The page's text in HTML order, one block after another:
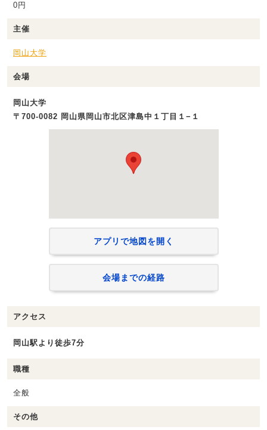
0円
主催
岡山大学
会場
岡山大学
〒700-0082 岡山県岡山市北区津島中１丁目１−１
アプリで地図を開く
会場までの経路
アクセス
岡山駅より徒歩7分
職種
全般
その他